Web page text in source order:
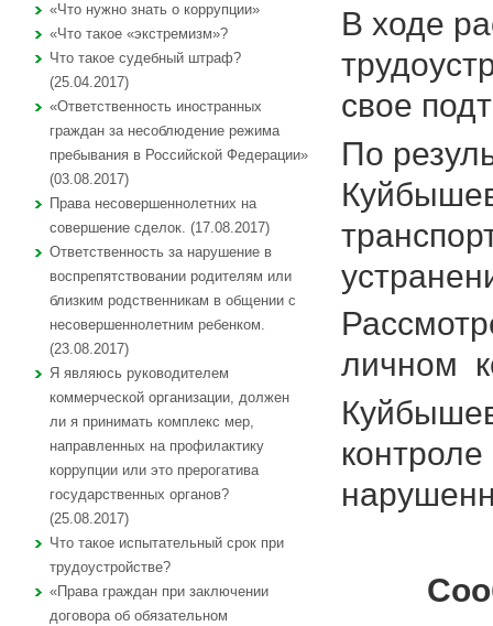
«Что нужно знать о коррупции»
«Что такое «экстремизм»?
Что такое судебный штраф?
(25.04.2017)
«Ответственность иностранных
граждан за несоблюдение режима
пребывания в Российской Федерации»
(03.08.2017)
Права несовершеннолетних на
совершение сделок. (17.08.2017)
Ответственность за нарушение в
воспрепятствовании родителям или
близким родственникам в общении с
несовершеннолетним ребенком.
(23.08.2017)
Я являюсь руководителем
коммерческой организации, должен
ли я принимать комплекс мер,
направленных на профилактику
коррупции или это прерогатива
государственных органов?
(25.08.2017)
Что такое испытательный срок при
трудоустройстве?
«Права граждан при заключении
договора об обязательном
В ходе
свое
По
личном